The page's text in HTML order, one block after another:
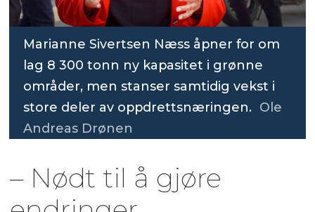
Marianne Sivertsen Næss åpner for om
lag 8 300 tonn ny kapasitet i grønne
områder, men stanser samtidig vekst i
store deler av oppdrettsnæringen. Ole
Andreas Drønen
– Nødt til å gjøre